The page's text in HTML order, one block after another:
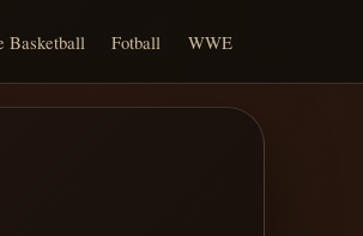
Basketball Fotball WWE